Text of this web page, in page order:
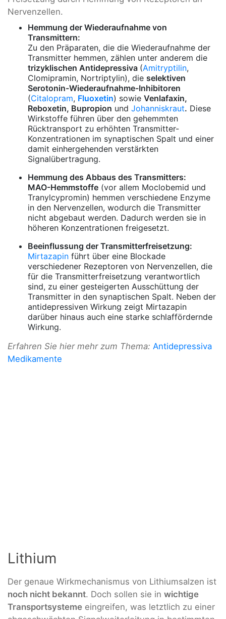
Nervenzellen.
Hemmung der Wiederaufnahme von
Transmittern:
Zu den Präparaten, die die Wiederaufnahme der
Transmitter hemmen, zählen unter anderem die
trizyklischen Antidepressiva (Amitryptilin,
Clomipramin, Nortriptylin), die selektiven
Serotonin-Wiederaufnahme-Inhibitoren
(Citalopram, Fluoxetin) sowie Venlafaxin,
Reboxetin, Bupropion und Johanniskraut. Diese
Wirkstoffe führen über den gehemmten
Rücktransport zu erhöhten Transmitter-
Konzentrationen im synaptischen Spalt und einer
damit einhergehenden verstärkten
Signalübertragung.
Hemmung des Abbaus des Transmitters:
MAO-Hemmstoffe (vor allem Moclobemid und
Tranylcypromin) hemmen verschiedene Enzyme
in den Nervenzellen, wodurch die Transmitter
nicht abgebaut werden. Dadurch werden sie in
höheren Konzentrationen freigesetzt.
Beeinflussung der Transmitterfreisetzung:
Mirtazapin führt über eine Blockade
verschiedener Rezeptoren von Nervenzellen, die
für die Transmitterfreisetzung verantwortlich
sind, zu einer gesteigerten Ausschüttung der
Transmitter in den synaptischen Spalt. Neben der
antidepressiven Wirkung zeigt Mirtazapin
darüber hinaus auch eine starke schlaffördernde
Wirkung.
Erfahren Sie hier mehr zum Thema: Antidepressiva
Medikamente
Lithium
Der genaue Wirkmechanismus von Lithiumsalzen ist
noch nicht bekannt. Doch sollen sie in wichtige
Transportsysteme eingreifen, was letztlich zu einer